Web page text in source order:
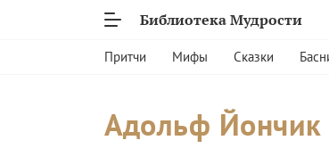
Библиотека Мудрости
Притчи Мифы Сказки
Адольф Йончик